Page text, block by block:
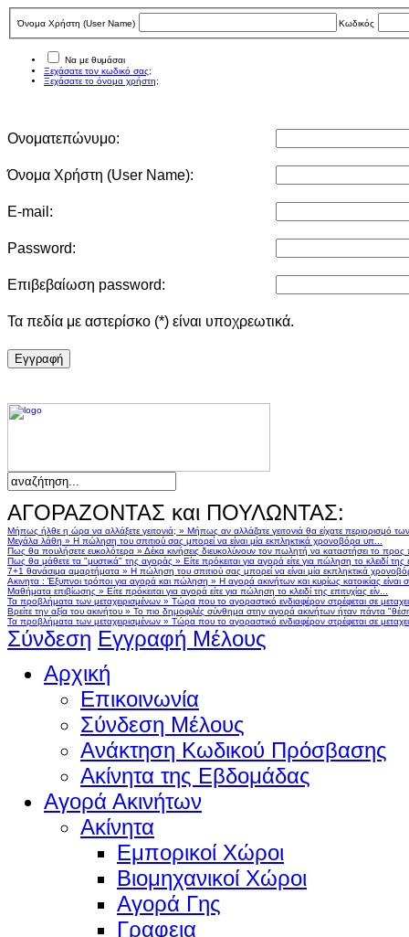
Όνομα Χρήστη (User Νame) Κωδικός
Να με θυμάσαι
Ξεχάσατε τον κωδικό σας;
Ξεχάσατε το όνομα χρήστη;
Ονοματεπώνυμο:
Όνομα Χρήστη (User Νame):
E-mail:
Password:
Επιβεβαίωση password:
Τα πεδία με αστερίσκο (*) είναι υποχρεωτικά.
Eγγραφή
ΑΓΟΡΑΖΟΝΤΑΣ και ΠΟΥΛΩΝΤΑΣ:
Μήπως ήλθε η ώρα να αλλάξετε γειτονιά; » Μήπως αν αλλάζατε γειτονιά θα είχατε περιορισμό
Μεγάλα λάθη » Η πώληση του σπιτιού σας μπορεί να είναι μία εκπληκτικά χρονοβόρα υπ...
Πως θα πουλήσετε ευκολότερα » Δέκα κινήσεις διευκολύνουν τον πωλητή να καταστήσει το
Πως θα μάθετε τα "μυστικά" της αγοράς » Είτε πρόκειται για αγορά είτε για πώληση το κλειδί της
7+1 θανάσιμα αμαρτήματα » Η πώληση του σπιτιού σας μπορεί να είναι μία εκπληκτικά
Ακινητα : Έξυπνοι τρόποι για αγορά και πώληση » Η αγορά ακινήτων και κυρίως κατοικίας
Μαθήματα επιβίωσης » Είτε πρόκειται για αγορά είτε για πώληση το κλειδί της επιτυχίας είν...
Τα προβλήματα των μεταχειρισμένων » Τώρα που το αγοραστικό ενδιαφέρον στρέφεται σε
Βρείτε την αξία του ακινήτου » Το πιο δημοφιλές σύνθημα στην αγορά ακινήτων ήταν πάντα
Τα προβλήματα των μεταχειρισμένων » Τώρα που το αγοραστικό ενδιαφέρον στρέφεται σε
Σύνδεση Εγγραφή Μέλους
Αρχική
Επικοινωνία
Σύνδεση Μέλους
Ανάκτηση Κωδικού Πρόσβασης
Ακίνητα της Εβδομάδας
Αγορά Ακινήτων
Ακίνητα
Εμπορικοί Χώροι
Βιομηχανικοί Χώροι
Αγορά Γης
Γραφεια